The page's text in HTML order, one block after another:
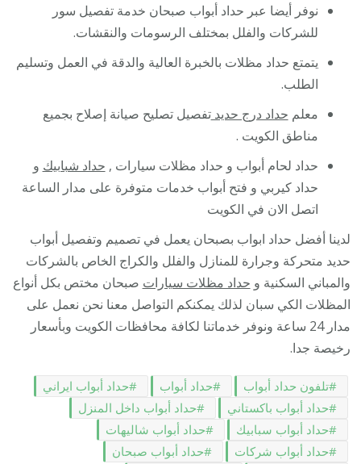
نوفر أيضا عبر حداد أبواب صبحان خدمة تفصيل سور
للشركات والفلل بمختلف الرسومات والنقشات.
يتمتع حداد مظلات بالخبرة العالية والدقة في العمل وتسليم
الطلب.
معلم حداد درج حديدتفصيل تصليح صيانة إصلاح بجميع
مناطق الكويت .
حداد لحام أبواب و حداد مظلات سيارات , حداد شبابيك و
حداد كيربي و فتح أبواب خدمات متوفرة على مدار الساعة
اتصل الان في الكويت
لدينا أفضل حداد ابواب بصبحان يعمل في تصميم وتفصيل أبواب
حديد متحركة وجرارة للمنازل والفلل والكراج الخاص بالشركات
والمباني السكنية و حداد مظلات سيارات صبحان مختص بكل أنواع
المظلات الكي سبان لذلك يمكنكم التواصل معنا نحن نعمل على
مدار 24 ساعة ونوفر خدماتنا لكافة محافظات الكويت وبأسعار
رخيصة جدا.
تلفون حداد أبواب حداد أبواب
حداد أبواب ايراني
حداد أبواب باكستاني
حداد أبواب داخل المنزل
حداد أبواب سبابيك
حداد أبواب شاليهات
حداد أبواب شركات
حداد أبواب صبحان